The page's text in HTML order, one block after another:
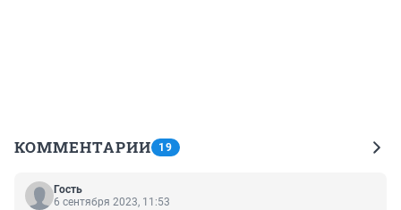
КОММЕНТАРИИ 19
Гость
6 сентября 2023, 11:53